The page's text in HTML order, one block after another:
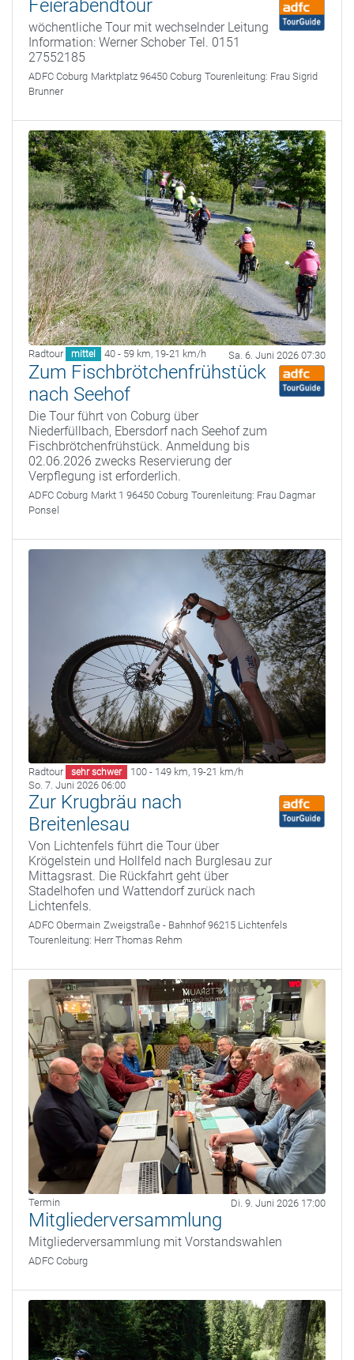
Feierabendtour
wöchentliche Tour mit wechselnder Leitung
Information: Werner Schober Tel. 0151
27552185
ADFC Coburg Marktplatz 96450 Coburg Tourenleitung: Frau Sigrid
Brunner
Radtour mittel 40 - 59 km, 19-21 km/h Sa. 6. Juni 2026 07:30
Zum Fischbrötchenfrühstück
nach Seehof
Die Tour führt von Coburg über
Niederfüllbach, Ebersdorf nach Seehof zum
Fischbrötchenfrühstück. Anmeldung bis
02.06.2026 zwecks Reservierung der
Verpflegung ist erforderlich.
ADFC Coburg Markt 1 96450 Coburg Tourenleitung: Frau Dagmar
Ponsel
Radtour sehr schwer 100 - 149 km, 19-21 km/h
So. 7. Juni 2026 06:00
Zur Krugbräu nach
Breitenlesau
Von Lichtenfels führt die Tour über
Krögelstein und Hollfeld nach Burglesau zur
Mittagsrast. Die Rückfahrt geht über
Stadelhofen und Wattendorf zurück nach
Lichtenfels.
ADFC Obermain Zweigstraße - Bahnhof 96215 Lichtenfels
Tourenleitung: Herr Thomas Rehm
Termin Di. 9. Juni 2026 17:00
Mitgliederversammlung
Mitgliederversammlung mit Vorstandswahlen
ADFC Coburg